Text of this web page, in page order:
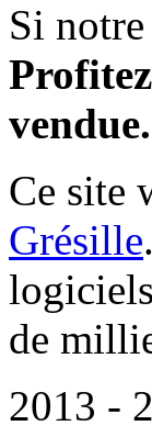
Si
vendue.
Ce site
Grésille
de
2013 -